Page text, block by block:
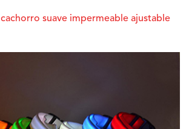
suave impermeable ajustable